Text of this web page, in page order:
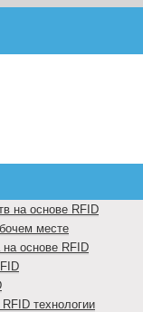
на основе RFID
месте
на основе RFID
технологии